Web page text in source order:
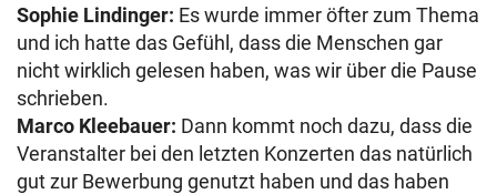
Sophie Lindinger: Es wurde immer öfter zum Thema
und ich hatte das Gefühl, dass die Menschen gar
nicht wirklich gelesen haben, was wir über die Pause
schrieben.
Marco Kleebauer: Dann kommt noch dazu, dass die
Veranstalter bei den letzten Konzerten das natürlich
gut zur Bewerbung genutzt haben und das haben